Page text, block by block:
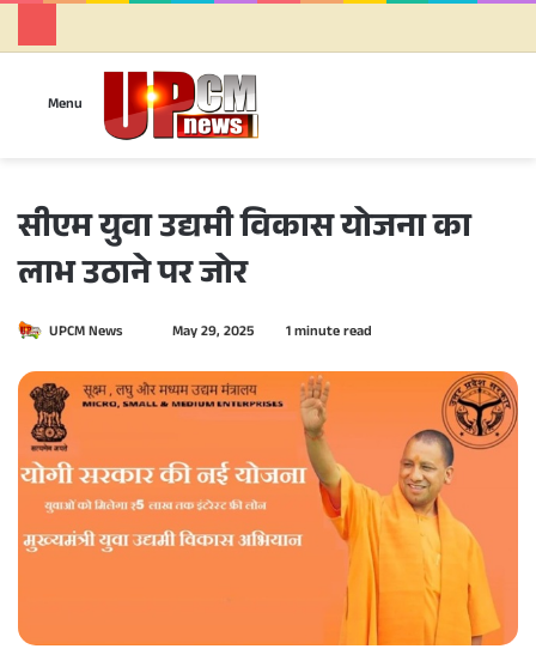
Menu
सीएम युवा उद्यमी विकास योजना का
लाभ उठाने पर जोर
UPCM News
n
n
e
m
May 29, 2025 1 minute read